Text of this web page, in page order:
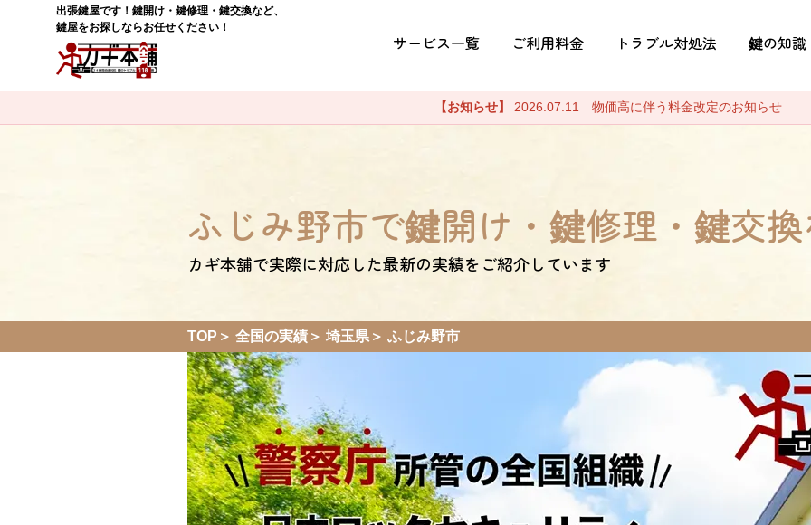
出張鍵屋です！鍵開け・鍵修理・鍵交換など、
鍵屋をお探しならお任せください！
サービス一覧 ご利用料金 トラブル対処法 鍵の知識
【お知らせ】 2026.07.11 物価高に伴う料金改定のお知らせ
ふじみ野市で鍵開け・鍵修理・鍵交
カギ本舗で実際に対応した最新の実績をご紹介しています
TOP 全国の実績 埼玉県 ふじみ野市